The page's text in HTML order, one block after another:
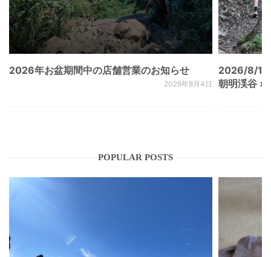
2026年お盆期間中の店舗営業のお知らせ
2026年8月4日
2026/8/
朝明渓谷 ×
POPULAR POSTS